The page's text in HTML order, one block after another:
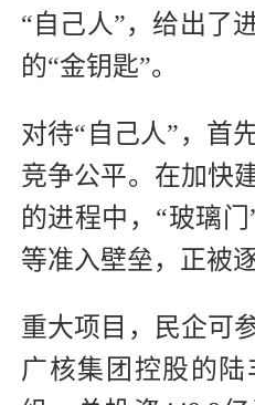
“自己人”，给出了
的“金钥匙”。
对待“自己人”，首
竞争公平。在加快
的进程中，“玻璃
等准入壁垒，正被
重大项目，民企可
广核集团控股的